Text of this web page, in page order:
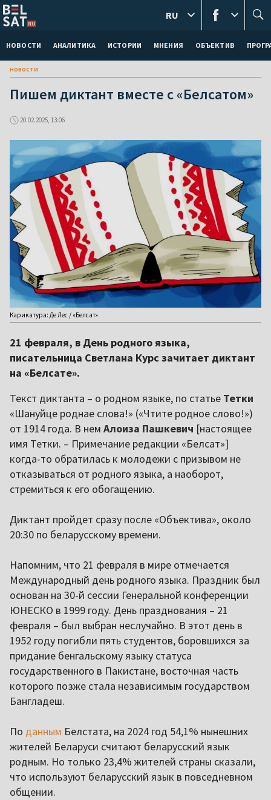
НОВОСТИ АНАЛИТИКА ИСТОРИИ МНЕНИЯ ОБЪЕКТИВ
RU
новости
Пишем диктант вместе с «Белсатом»
20.02.2025, 13:06
Карикатура: Де Лес / «Белсат»
21 февраля, в День родного языка,
писательница Светлана Курс зачитает диктант
на «Белсате».
Текст диктанта – о родном языке, по статье Тетки
«Шануйце роднае слова!» («Чтите родное слово!»)
от 1914 года. В нем Алоиза Пашкевич [настоящее
имя Тетки. – Примечание редакции «Белсат»]
когда-то обратилась к молодежи с призывом не
отказываться от родного языка, а наоборот,
стремиться к его обогащению.
Диктант пройдет сразу после «Объектива», около
20:30 по беларусскому времени.
Напомним, что 21 февраля в мире отмечается
Международный день родного языка. Праздник был
основан на 30-й сессии Генеральной конференции
ЮНЕСКО в 1999 году. День празднования – 21
февраля – был выбран неслучайно. В этот день в
1952 году погибли пять студентов, боровшихся за
придание бенгальскому языку статуса
государственного в Пакистане, восточная часть
которого позже стала независимым государством
Бангладеш.
По данным Белстата, на 2024 год 54,1% нынешних
жителей Беларуси считают беларусский язык
родным. Но только 23,4% жителей страны сказали,
что используют беларусский язык в повседневном
общении.